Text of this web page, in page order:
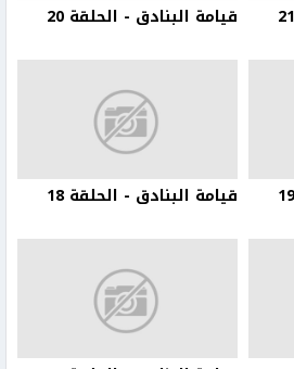
قيامة البنادق - الحلقة 20
قيامة البنادق - الحلقة 18